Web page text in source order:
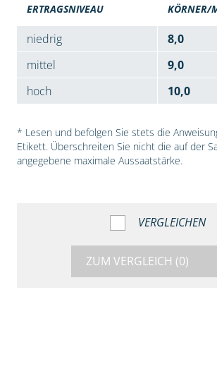
ERTRAGSNIVEAU KÖRNER/
niedrig
8,0
mittel
9,0
hoch
10,0
* Lesen und befolgen Sie stets die
Etikett. Überschreiten Sie nicht die auf der
angegebene maximale Aussaatstärke.
VERGLEICHEN
ZUM VERGLEICH (0)